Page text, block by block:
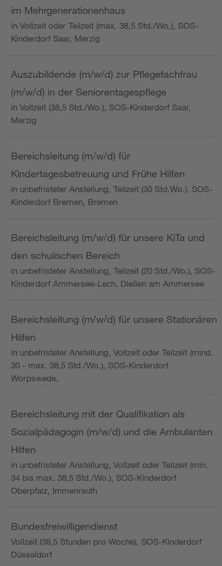
im Mehrgenerationenhaus
in Vollzeit oder Teilzeit (max. 38,5 Std./Wo.), SOS-
Kinderdorf Saar, Merzig
Auszubildende (m/w/d) zur Pflegefachfrau
(m/w/d) in der Seniorentagespflege
in Vollzeit (38,5 Std./Wo.), SOS-Kinderdorf Saar,
Merzig
Bereichsleitung (m/w/d) für
Kindertagesbetreuung und Frühe Hilfen
in unbefristeter Anstellung, Teilzeit (30 Std.Wo.), SOS-
Kinderdorf Bremen, Bremen
Bereichsleitung (m/w/d) für unsere KiTa und
den schulischen Bereich
in unbefristeter Anstellung, Teilzeit (20 Std./Wo.), SOS-
Kinderdorf Ammersee-Lech, Dießen am Ammersee
Bereichsleitung (m/w/d) für unsere Stationären
Hilfen
in unbefristeter Anstellung, Vollzeit oder Teilzeit (mind.
30 - max. 38,5 Std./Wo.), SOS-Kinderdorf
Worpswede,
Bereichsleitung mit der Qualifikation als
Sozialpädagogin (m/w/d) und die Ambulanten
Hilfen
in unbefristeter Anstellung, Vollzeit oder Teilzeit (min.
34 bis max. 38,5 Std./Wo.), SOS-Kinderdorf
Oberpfalz, Immenreuth
Bundesfreiwilligendienst
Vollzeit (38,5 Stunden pro Woche), SOS-Kinderdorf
Düsseldorf